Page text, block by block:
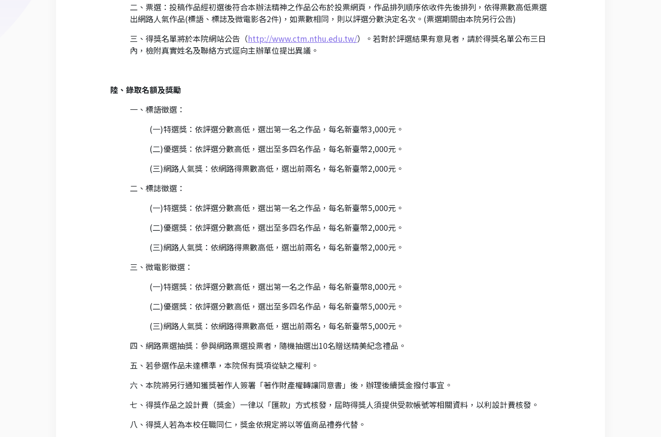
二、票選：投稿作品經初選後符合本辦法精神之作品公布於投票網頁，作品排列順序依收件先後排列，依得票數高低票選
出網路人氣作品(標語、標誌及微電影各2件)，如票數相同，則以評選分數決定名次。(票選期間由本院另行公告)
三、得獎名單將於本院網站公告（http://www.ctm.nthu.edu.tw/）。若對於評選結果有意見者，請於得獎名單公布三日
內，檢附真實姓名及聯絡方式逕向主辦單位提出異議。
陸、錄取名額及獎勵
一、標語徵選：
(一)特選獎：依評選分數高低，選出第一名之作品，每名新臺幣3,000元。
(二)優選獎：依評選分數高低，選出至多四名作品，每名新臺幣2,000元。
(三)網路人氣獎：依網路得票數高低，選出前兩名，每名新臺幣2,000元。
二、標誌徵選：
(一)特選獎：依評選分數高低，選出第一名之作品，每名新臺幣5,000元。
(二)優選獎：依評選分數高低，選出至多四名作品，每名新臺幣2,000元。
(三)網路人氣獎：依網路得票數高低，選出前兩名，每名新臺幣2,000元。
三、微電影徵選：
(一)特選獎：依評選分數高低，選出第一名之作品，每名新臺幣8,000元。
(二)優選獎：依評選分數高低，選出至多四名作品，每名新臺幣5,000元。
(三)網路人氣獎：依網路得票數高低，選出前兩名，每名新臺幣5,000元。
四、網路票選抽獎：參與網路票選投票者，隨機抽選出10名贈送精美紀念禮品。
五、若參選作品未達標準，本院保有獎項從缺之權利。
六、本院將另行通知獲獎著作人簽署「著作財產權轉讓同意書」後，辦理後續獎金撥付事宜。
七、得獎作品之設計費（獎金）一律以「匯款」方式核發，屆時得獎人須提供受款帳號等相關資料，以利設計費核發。
八、得獎人若為本校任職同仁，獎金依規定將以等值商品禮券代替。